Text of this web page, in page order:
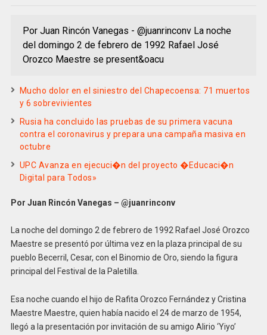
Por Juan Rincón Vanegas - @juanrinconv La noche
del domingo 2 de febrero de 1992 Rafael José
Orozco Maestre se present&oacu
Mucho dolor en el siniestro del Chapecoensa: 71 muertos
y 6 sobrevivientes
Rusia ha concluido las pruebas de su primera vacuna
contra el coronavirus y prepara una campaña masiva en
octubre
UPC Avanza en ejecuci�n del proyecto �Educaci�n
Digital para Todos»
Por Juan Rincón Vanegas – @juanrinconv
La noche del domingo 2 de febrero de 1992 Rafael José Orozco
Maestre se presentó por última vez en la plaza principal de su
pueblo Becerril, Cesar, con el Binomio de Oro, siendo la figura
principal del Festival de la Paletilla.
Esa noche cuando el hijo de Rafita Orozco Fernández y Cristina
Maestre Maestre, quien había nacido el 24 de marzo de 1954,
llegó a la presentación por invitación de su amigo Alirio ‘Yiyo’